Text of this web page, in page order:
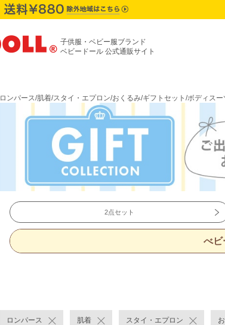
子供服・ベビー服ブランド
ベビードール 公式通販サイト
ロンパース/肌着/スタイ・エプロン/おくるみ/ギフトセット/ボディス
2点セット
べビ
ロンパース 肌着 スタイ・エプロン